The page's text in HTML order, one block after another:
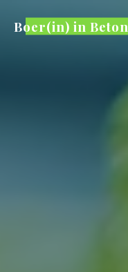
Boer(in) in Beton